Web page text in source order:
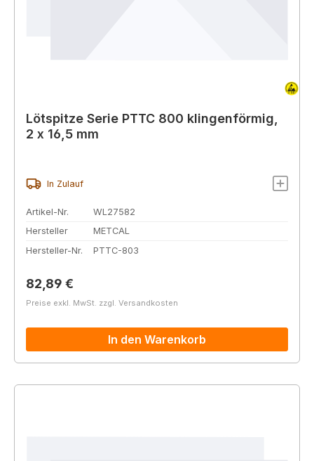
Lötspitze Serie PTTC 800 klingenförmig,
2 x 16,5 mm
In Zulauf
Artikel-Nr.
WL27582
Hersteller
METCAL
Hersteller-Nr.
PTTC-803
Regulärer Preis:
82,89 €
Preise exkl. MwSt. zzgl. Versandkosten
In den Warenkorb